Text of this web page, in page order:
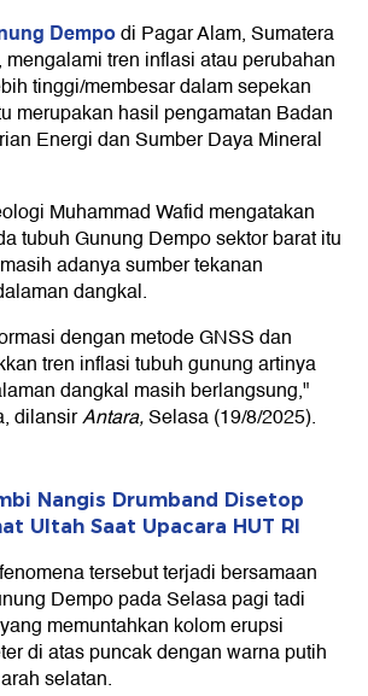
Dempodi Pagar Alam, Sumatera
tren inflasi atau perubahan
tinggi/membesar dalam sepekan
merupakan hasil pengamatan Badan
Energi dan Sumber Daya Mineral
Muhammad Wafid mengatakan
tubuh Gunung Dempo sektor barat itu
adanya sumber tekanan
dangkal.
dengan metode GNSS dan
tren inflasi tubuh gunung artinya
dangkal masih berlangsung,"
dilansirAntara,Selasa (19/8/2025).
Nangis Drumband Disetop
Ultah Saat Upacara HUT RI
tersebut terjadi bersamaan
Dempo pada Selasa pagi tadi
memuntahkan kolom erupsi
di atas puncak dengan warna putih
selatan.